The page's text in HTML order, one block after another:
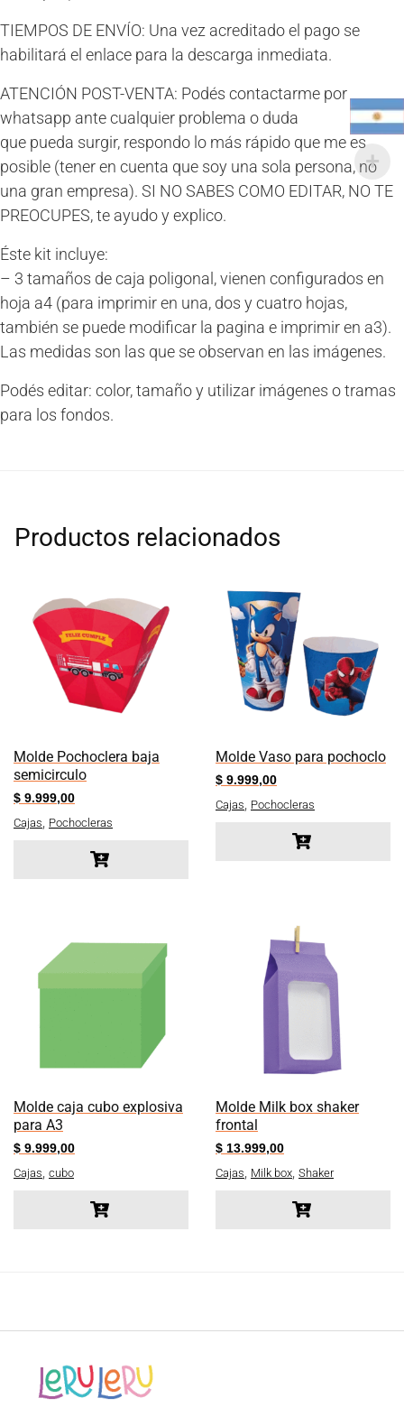
TIEMPOS DE ENVÍO: Una vez acreditado el pago se
habilitará el enlace para la descarga inmediata.
ATENCIÓN POST-VENTA: Podés contactarme por
whatsapp ante cualquier problema o duda
que pueda surgir, respondo lo más rápido que me es
posible (tener en cuenta que soy una sola persona, no
una gran empresa). SI NO SABES COMO EDITAR, NO TE
PREOCUPES, te ayudo y explico.
Éste kit incluye:
– 3 tamaños de caja poligonal, vienen configurados en
hoja a4 (para imprimir en una, dos y cuatro hojas,
también se puede modificar la pagina e imprimir en a3).
Las medidas son las que se observan en las imágenes.
Podés editar: color, tamaño y utilizar imágenes o tramas
para los fondos.
Productos relacionados
Molde Pochoclera baja
semicirculo
$ 9.999,00
Cajas Pochocleras
Molde Vaso para pochoclo
$ 9.999,00
Cajas Pochocleras
Molde caja cubo explosiva
para A3
$ 9.999,00
Cajas cubo
Molde Milk box shaker
frontal
$ 13.999,00
Cajas Milk box Shaker